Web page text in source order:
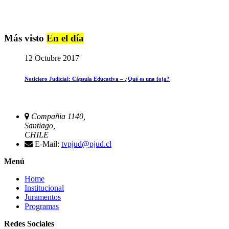
Más visto En el día
12 Octubre 2017
Noticiero Judicial: Cápsula Educativa – ¿Qué es una foja?
Compañia 1140,
Santiago,
CHILE
E-Mail: tvpjud@pjud.cl
Menú
Home
Institucional
Juramentos
Programas
Redes Sociales